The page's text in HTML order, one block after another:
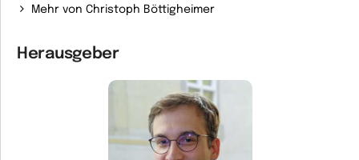
Mehr von Christoph Böttigheimer
Herausgeber